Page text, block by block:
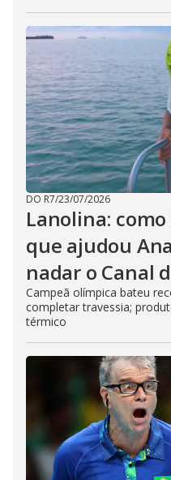
DO R7/23/07/2026
Lanolina:
que ajudou
nadar o Canal
Campeã olímpica bateu
completar travessia;
térmico